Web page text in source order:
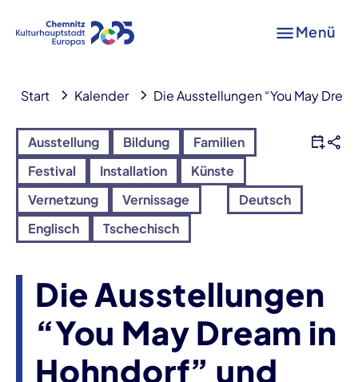
Menü
Start Kalender Die Ausstellungen “You May
Ausstellung Bildung
Familien
Festival
Installation
Künste
Vernetzung
Vernissage
Deutsch
Englisch
Tschechisch
Die Ausstellungen
“You May Dream in
Hohndorf” und